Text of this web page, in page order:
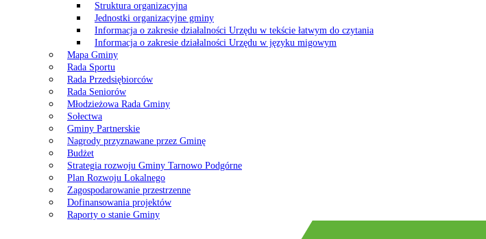
Struktura organizacyjna
Jednostki organizacyjne gminy
Informacja o zakresie działalności Urzędu w tekście łatwym do czytania
Informacja o zakresie działalności Urzędu w języku migowym
Mapa Gminy
Rada Sportu
Rada Przedsiębiorców
Rada Seniorów
Młodzieżowa Rada Gminy
Sołectwa
Gminy Partnerskie
Nagrody przyznawane przez Gminę
Budżet
Strategia rozwoju Gminy Tarnowo Podgórne
Plan Rozwoju Lokalnego
Zagospodarowanie przestrzenne
Dofinansowania projektów
Raporty o stanie Gminy